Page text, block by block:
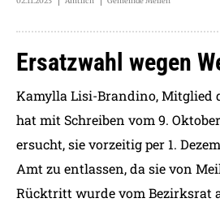
Ersatzwahl wegen
Kamylla Lisi-Brandino, Mitglied
hat mit Schreiben vom 9.
ersucht, sie vorzeitig per 1.
Amt zu entlassen, da sie von
Rücktritt wurde vom Bezirksrat